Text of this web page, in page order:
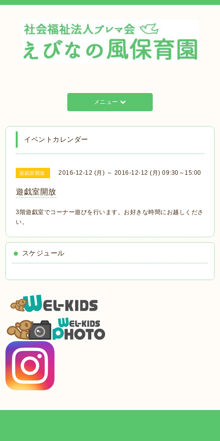
メニュー
イベントカレンダー
遊戯室開放 2016-12-12 (月) ～ 2016-12-12 (月) 09:30～15:00
遊戯室開放
3階遊戯室でコーナー遊びを行います。お好きな時間にお越しくださ
い。
スケジュール